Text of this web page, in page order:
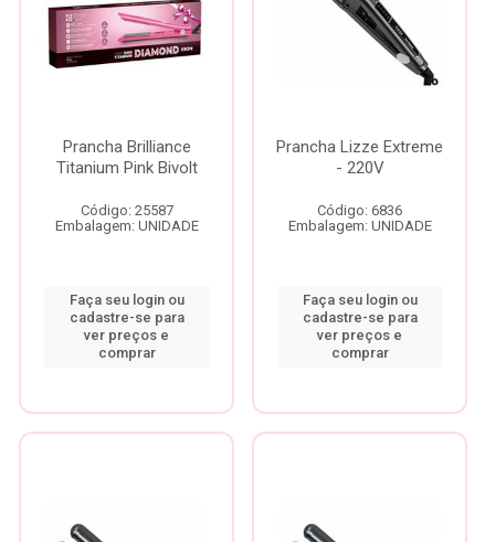
Prancha Brilliance
Titanium Pink Bivolt
Código: 25587
Embalagem: UNIDADE
Faça seu login ou
cadastre-se para
ver preços e
comprar
Prancha Lizze Extreme
- 220V
Código: 6836
Embalagem: UNIDADE
Faça seu login ou
cadastre-se para
ver preços e
comprar